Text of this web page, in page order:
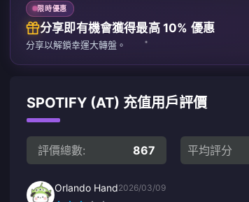
限時優惠
分享即有機會獲得最高 10% 優惠
分享以解鎖幸運大轉盤。
SPOTIFY (AT) 充值用戶評價
評價總數: 867 平均評分
Orlando Hand2026/03/09